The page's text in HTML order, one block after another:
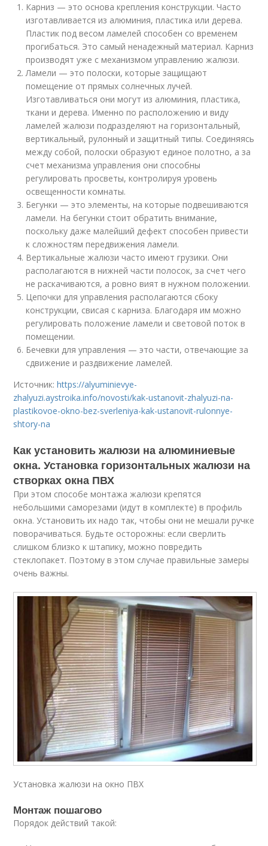
Карниз — это основа крепления конструкции. Часто
изготавливается из алюминия, пластика или дерева.
Пластик под весом ламелей способен со временем
прогибаться. Это самый ненадежный материал. Карниз
производят уже с механизмом управлению жалюзи.
Ламели — это полоски, которые защищают
помещение от прямых солнечных лучей.
Изготавливаться они могут из алюминия, пластика,
ткани и дерева. Именно по расположению и виду
ламелей жалюзи подразделяют на горизонтальный,
вертикальный, рулонный и защитный типы. Соединяясь
между собой, полоски образуют единое полотно, а за
счет механизма управления они способны
регулировать просветы, контролируя уровень
освещенности комнаты.
Бегунки — это элементы, на которые подвешиваются
ламели. На бегунки стоит обратить внимание,
поскольку даже малейший дефект способен привести
к сложностям передвижения ламели.
Вертикальные жалюзи часто имеют грузики. Они
располагаются в нижней части полосок, за счет чего
не раскачиваются, а ровно вият в нужном положении.
Цепочки для управления располагаются сбоку
конструкции, свисая с карниза. Благодаря им можно
регулировать положение ламели и световой поток в
помещении.
Бечевки для управления — это части, отвечающие за
сдвижение и раздвижение ламелей.
Источник:https://alyuminievye-
zhalyuzi.aystroika.info/novosti/kak-ustanovit-zhalyuzi-na-
plastikovoe-okno-bez-sverleniya-kak-ustanovit-rulonnye-
shtory-na
Как установить жалюзи на алюминиевые
окна. Установка горизонтальных жалюзи на
створках окна ПВХ
При этом способе монтажа жалюзи крепятся
небольшими саморезами (идут в комплекте) в профиль
окна. Установить их надо так, чтобы они не мешали ручке
поворачиваться. Будьте осторожны: если сверлить
слишком близко к штапику, можно повредить
стеклопакет. Поэтому в этом случае правильные замеры
очень важны.
Установка жалюзи на окно ПВХ
Монтаж пошагово
Порядок действий такой: